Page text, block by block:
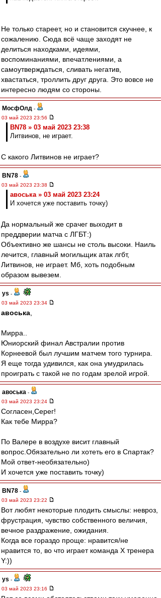
Не только стареет, но и становится скучнее, к
сожалению. Сюда всё чаще заходят не
делиться находками, идеями,
воспоминаниями, впечатлениями, а
самоутверждаться, сливать негатив,
хвастаться, троллить друг друга. Это вовсе не
интересно людям со стороны.
МосфОлд -
03 май 2023 23:56
BN78 » 03 май 2023 23:38
Литвинов, не играет.
С какого Литвинов не играет?
BN78 -
03 май 2023 23:38
авоська » 03 май 2023 23:24
И хочется уже поставить точку)
Да нормальный же срачег выходит в
преддверии матча с ЛГБТ:)
Объективно же шансы не столь высоки. Наиль
лечится, главный могильщик атак лгбт,
Литвинов, не играет. Мб, хоть подобным
образом вывезем.
ys -
03 май 2023 23:34
авоська
Мирра..
Юниорский финал Австралии против
Корнеевой был лучшим матчем того турнира.
Я еще тогда удивился, как она умудрилась
проиграть с такой не по годам зрелой игрой.
авоська -
03 май 2023 23:24
Согласен,Серег!
Как тебе Мирра?
По Валере в воздухе висит главный
вопрос.Обязательно ли хотеть его в Спартак?
Мой ответ-необязательно)
И хочется уже поставить точку)
BN78 -
03 май 2023 23:22
Вот любят некоторые плодить смыслы: невроз,
фрустрация, чувство собственного величия,
вечное раздражение, ожидания.
Когда все гораздо проще: нравится/не
нравится то, во что играет команда Х тренера
Y:))
ys -
03 май 2023 23:16